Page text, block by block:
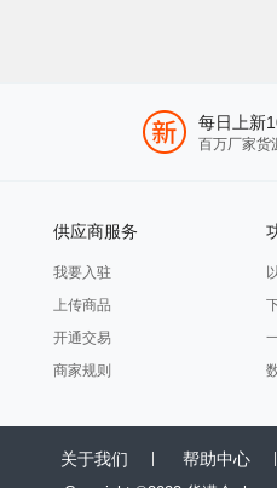
每日上新
百万厂家货
供应商服务
我要入驻
上传商品
开通交易
商家规则
关于我们 帮助中心